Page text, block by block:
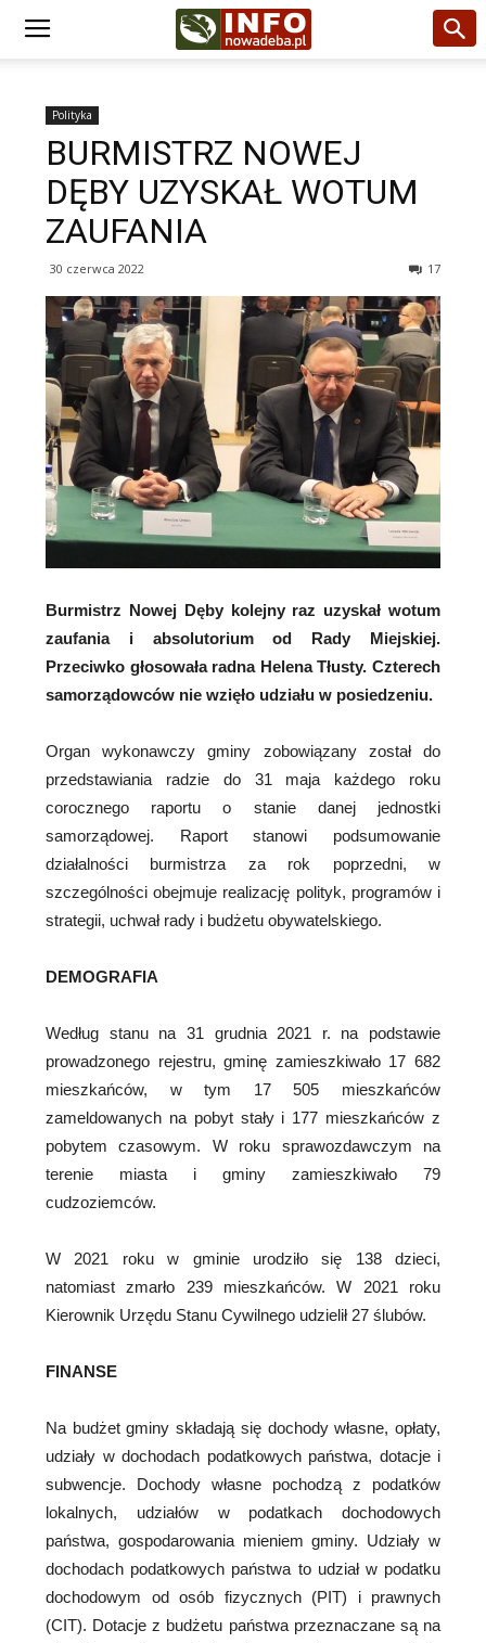
Polityka
BURMISTRZ NOWEJ
DĘBY UZYSKAŁ WOTUM
ZAUFANIA
30 czerwca 2022 17
Burmistrz Nowej Dęby kolejny raz uzyskał wotum
zaufania i absolutorium od Rady Miejskiej.
Przeciwko głosowała radna Helena Tłusty. Czterech
samorządowców nie wzięło udziału w posiedzeniu.
Organ wykonawczy gminy zobowiązany został do
przedstawiania radzie do 31 maja każdego roku
corocznego raportu o stanie danej jednostki
samorządowej. Raport stanowi podsumowanie
działalności burmistrza za rok poprzedni, w
szczególności obejmuje realizację polityk, programów i
strategii, uchwał rady i budżetu obywatelskiego.
DEMOGRAFIA
Według stanu na 31 grudnia 2021 r. na podstawie
prowadzonego rejestru, gminę zamieszkiwało 17 682
mieszkańców, w tym 17 505 mieszkańców
zameldowanych na pobyt stały i 177 mieszkańców z
pobytem czasowym. W roku sprawozdawczym na
terenie miasta i gminy zamieszkiwało 79
cudzoziemców.
W 2021 roku w gminie urodziło się 138 dzieci,
natomiast zmarło 239 mieszkańców. W 2021 roku
Kierownik Urzędu Stanu Cywilnego udzielił 27 ślubów.
FINANSE
Na budżet gminy składają się dochody własne, opłaty,
udziały w dochodach podatkowych państwa, dotacje i
subwencje. Dochody własne pochodzą z podatków
lokalnych, udziałów w podatkach dochodowych
państwa, gospodarowania mieniem gminy. Udziały w
dochodach podatkowych państwa to udział w podatku
dochodowym od osób fizycznych (PIT) i prawnych
(CIT). Dotacje z budżetu państwa przeznaczane są na